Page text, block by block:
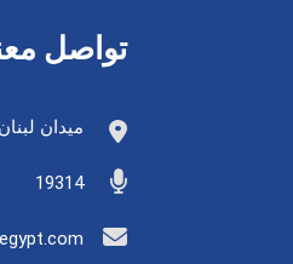
تواصل
ميدان
19314